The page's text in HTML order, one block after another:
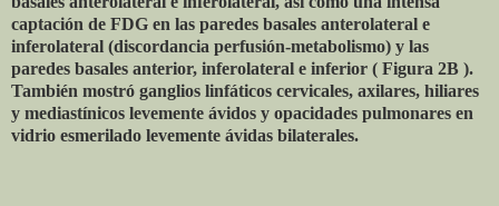
captación de FDG en las paredes basales anterolateral e
inferolateral (discordancia perfusión-metabolismo) y las
paredes basales anterior, inferolateral e inferior ( Figura 2B ).
También mostró ganglios linfáticos cervicales, axilares, hiliares
y mediastínicos levemente ávidos y opacidades pulmonares en
vidrio esmerilado levemente ávidas bilaterales.